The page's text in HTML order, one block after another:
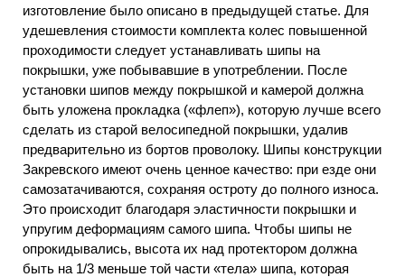
изготовление было описано в предыдущей статье. Для
удешевления стоимости комплекта колес повышенной
проходимости следует устанавливать шипы на
покрышки, уже побывавшие в употреблении. После
установки шипов между покрышкой и камерой должна
быть уложена прокладка («флеп»), которую лучше всего
сделать из старой велосипедной покрышки, удалив
предварительно из бортов проволоку. Шипы конструкции
Закревского имеют очень ценное качество: при езде они
самозатачиваются, сохраняя остроту до полного износа.
Это происходит благодаря эластичности покрышки и
упругим деформациям самого шипа. Чтобы шипы не
опрокидывались, высота их над протектором должна
быть на 1/3 меньше той части «тела» шипа, которая